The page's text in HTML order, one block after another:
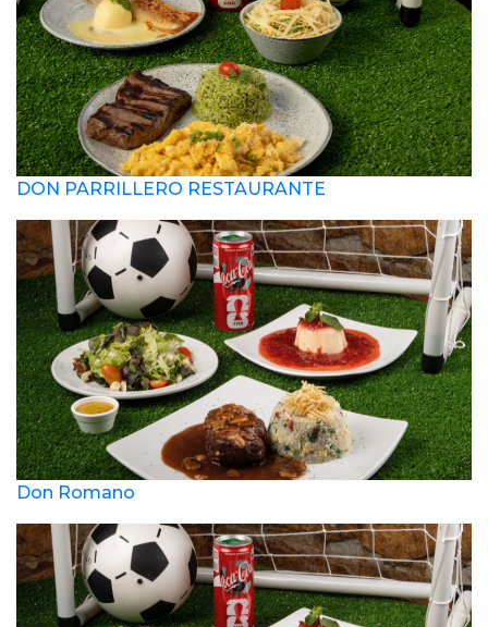
DON PARRILLERO RESTAURANTE
Don Romano